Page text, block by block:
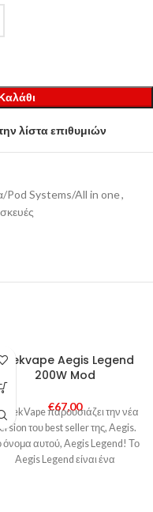
λίστα επιθυμιών
Pod Systems/All in one,
Aegis Legend
200W Mod
€67,00
GeekVape παρουσιάζει την νέα
του best seller της, Aegis.
όνομα αυτού, Aegis Legend! Το
Aegis Legend είναι ένα